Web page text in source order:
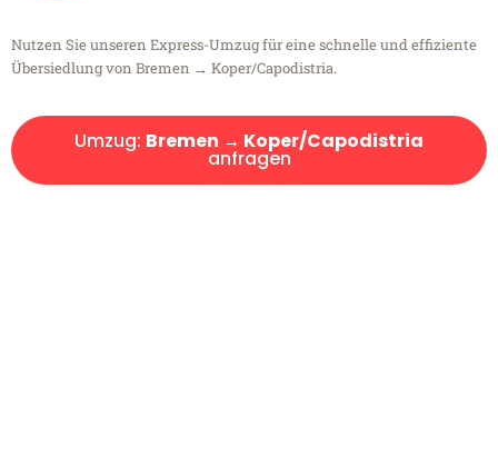
Nutzen Sie unseren Express-Umzug für eine schnelle und effiziente
Übersiedlung von Bremen → Koper/Capodistria.
Umzug: Bremen → Koper/Capodistria
anfragen